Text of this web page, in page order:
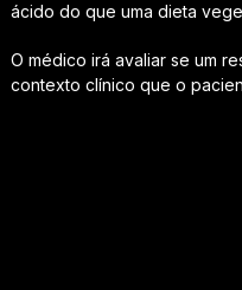
ácido do que uma dieta
O médico irá avaliar se um
contexto clínico que o